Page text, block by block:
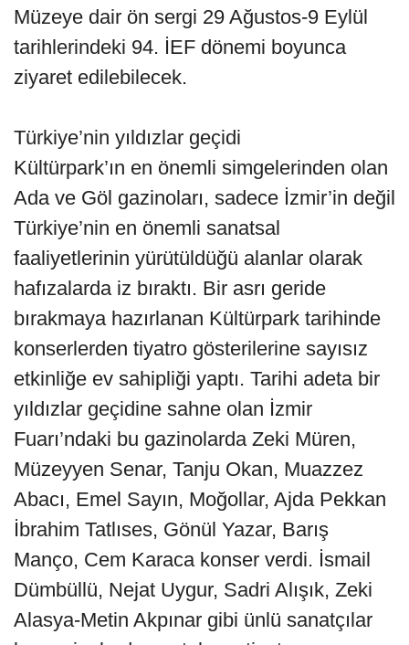
Müzeye dair ön sergi 29 Ağustos-9 Eylül
tarihlerindeki 94. İEF dönemi boyunca
ziyaret edilebilecek.
Türkiye’nin yıldızlar geçidi
Kültürpark’ın en önemli simgelerinden olan
Ada ve Göl gazinoları, sadece İzmir’in değil
Türkiye’nin en önemli sanatsal
faaliyetlerinin yürütüldüğü alanlar olarak
hafızalarda iz bıraktı. Bir asrı geride
bırakmaya hazırlanan Kültürpark tarihinde
konserlerden tiyatro gösterilerine sayısız
etkinliğe ev sahipliği yaptı. Tarihi adeta bir
yıldızlar geçidine sahne olan İzmir
Fuarı’ndaki bu gazinolarda Zeki Müren,
Müzeyyen Senar, Tanju Okan, Muazzez
Abacı, Emel Sayın, Moğollar, Ajda Pekkan
İbrahim Tatlıses, Gönül Yazar, Barış
Manço, Cem Karaca konser verdi. İsmail
Dümbüllü, Nejat Uygur, Sadri Alışık, Zeki
Alasya-Metin Akpınar gibi ünlü sanatçılar